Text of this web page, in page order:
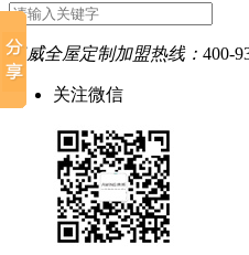
澳威全屋定制加盟热线： 400-
关注微信